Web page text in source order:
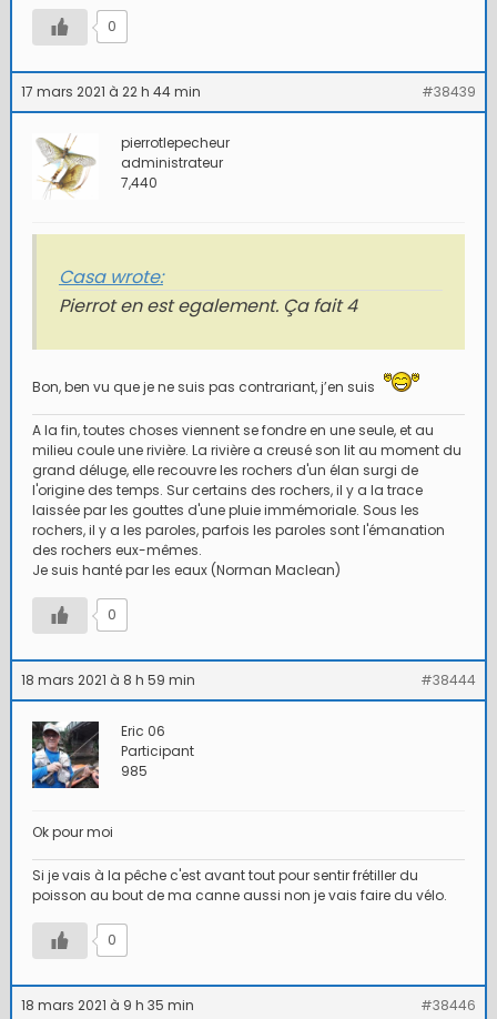
0
17 mars 2021 à 22 h 44 min #38439
pierrotlepecheur
administrateur
7,440
Casa wrote:
Pierrot en est egalement. Ça fait 4
Bon, ben vu que je ne suis pas contrariant, j’en suis
A la fin, toutes choses viennent se fondre en une seule, et au
milieu coule une rivière. La rivière a creusé son lit au moment du
grand déluge, elle recouvre les rochers d'un élan surgi de
l'origine des temps. Sur certains des rochers, il y a la trace
laissée par les gouttes d'une pluie immémoriale. Sous les
rochers, il y a les paroles, parfois les paroles sont l'émanation
des rochers eux-mêmes.
Je suis hanté par les eaux (Norman Maclean)
0
18 mars 2021 à 8 h 59 min #38444
Eric 06
Participant
985
Ok pour moi
Si je vais à la pêche c'est avant tout pour sentir frétiller du
poisson au bout de ma canne aussi non je vais faire du vélo.
0
18 mars 2021 à 9 h 35 min #38446